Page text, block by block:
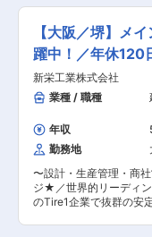
タッフスキルの向上：
ております。半年〜1年
れぞれが目標を持ちつ
す。 ◎ライフイベントに関わらず就業できる環
境： 産休取得実績があ
境でございます。 休日
得実績があり、女性で
る環境がございます ■業務内容 携帯電話、スマ
ートフォンの販売を中
に合わせた商材の提案
ルタントのお仕事です。 ■業務詳細 ドコモシ
ップ北花田店の店舗ス
す。カウンターでの接
日に7名程度のお客様対
平日60名、土日では90
だくのでいかに同店舗
【大阪／堺】メ
躍中！／年休120
新栄工業株式会社
業種 / 職種
年収
勤務地
〜設計・生産管理・商
ジ★／世界的リーディン
のTire1企業で抜群の安定性◎〜 ■職